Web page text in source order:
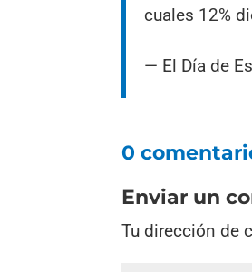
cuales 12%
— El Día de
0
Enviar un
Tu dirección de